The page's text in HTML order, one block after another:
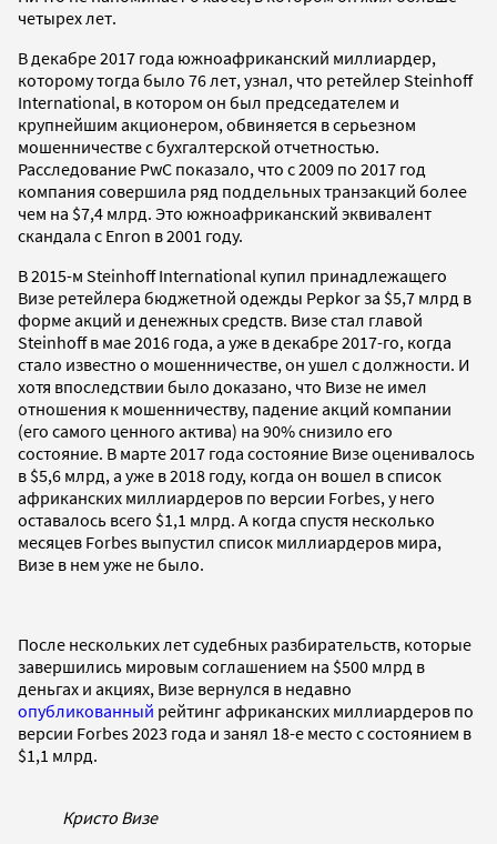
четырех лет.
В декабре 2017 года южноафриканский миллиардер,
которому тогда было 76 лет, узнал, что ретейлер Steinhoff
International, в котором он был председателем и
крупнейшим акционером, обвиняется в серьезном
мошенничестве с бухгалтерской отчетностью.
Расследование PwC показало, что с 2009 по 2017 год
компания совершила ряд поддельных транзакций более
чем на $7,4 млрд. Это южноафриканский эквивалент
скандала с Enron в 2001 году.
В 2015-м Steinhoff International купил принадлежащего
Визе ретейлера бюджетной одежды Pepkor за $5,7 млрд в
форме акций и денежных средств. Визе стал главой
Steinhoff в мае 2016 года, а уже в декабре 2017-го, когда
стало известно о мошенничестве, он ушел с должности. И
хотя впоследствии было доказано, что Визе не имел
отношения к мошенничеству, падение акций компании
(его самого ценного актива) на 90% снизило его
состояние. В марте 2017 года состояние Визе оценивалось
в $5,6 млрд, а уже в 2018 году, когда он вошел в список
африканских миллиардеров по версии Forbes, у него
оставалось всего $1,1 млрд. А когда спустя несколько
месяцев Forbes выпустил список миллиардеров мира,
Визе в нем уже не было.
После нескольких лет судебных разбирательств, которые
завершились мировым соглашением на $500 млрд в
деньгах и акциях, Визе вернулся в недавно
опубликованный рейтинг африканских миллиардеров по
версии Forbes 2023 года и занял 18-е место с состоянием в
$1,1 млрд.
Кристо Визе